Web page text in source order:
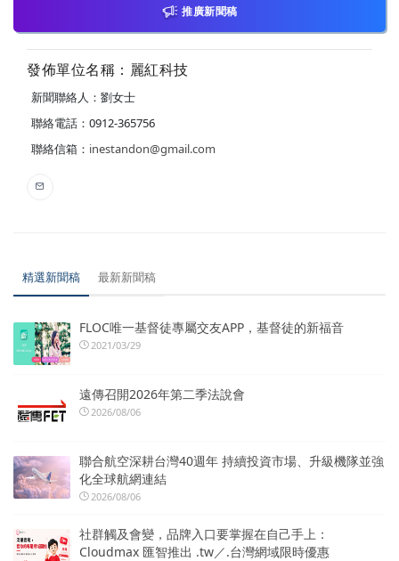
推廣新聞稿
發佈單位名稱：麗紅科技
新聞聯絡人：劉女士
聯絡電話：0912-365756
聯絡信箱： inestandon@gmail.com
精選新聞稿 最新新聞稿
FLOC唯一基督徒專屬交友APP，基督徒的新福音
2021/03/29
遠傳召開2026年第二季法說會
2026/08/06
聯合航空深耕台灣40週年 持續投資市場、升級機隊並強
化全球航網連結
2026/08/06
社群觸及會變，品牌入口要掌握在自己手上：
Cloudmax 匯智推出 .tw／.台灣網域限時優惠